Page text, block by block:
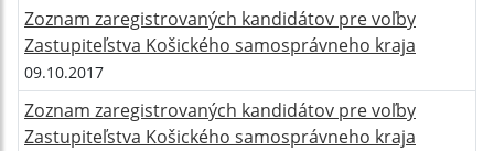
Zoznam zaregistrovaných kandidátov pre voľby
Zastupiteľstva Košického samosprávneho kraja
09.10.2017
Zoznam zaregistrovaných kandidátov pre voľby
Zastupiteľstva Košického samosprávneho kraja